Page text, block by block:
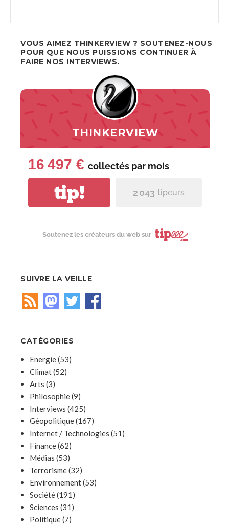
VOUS AIMEZ THINKERVIEW ? SOUTENEZ-NOUS
POUR QUE NOUS PUISSIONS CONTINUER À
FAIRE NOS INTERVIEWS.
THINKERVIEW
16 497 € collectés par mois
tip! 2 043 tipeurs
Soutenez les créateurs du web sur
SUIVRE LA VEILLE
CATÉGORIES
Energie(53)
Climat(52)
Arts (3)
Philosophie(9)
Interviews (425)
Géopolitique(167)
Internet / Technologies (51)
Finance(62)
Médias (53)
Terrorisme(32)
Environnement(53)
Société(191)
Sciences (31)
Politique(7)